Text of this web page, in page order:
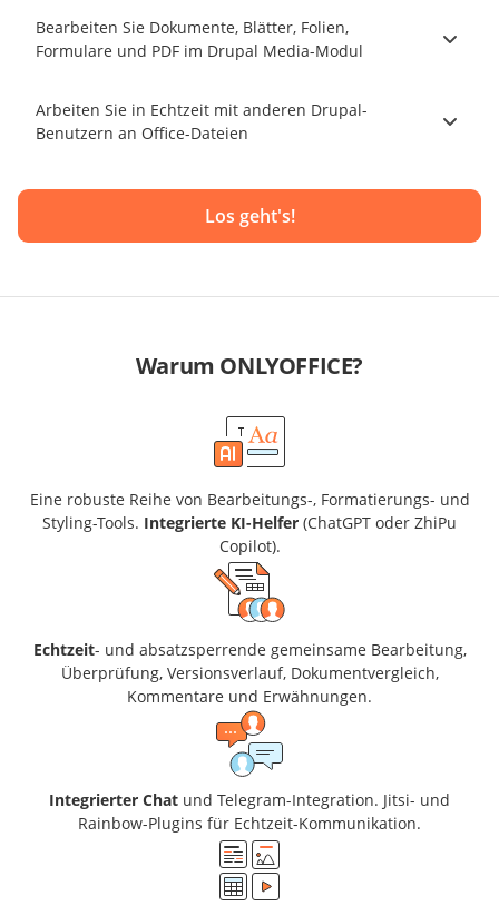
Bearbeiten Sie Dokumente, Blätter, Folien,
Formulare und PDF im Drupal Media-Modul
Arbeiten Sie in Echtzeit mit anderen Drupal-
Benutzern an Office-Dateien
Los geht's!
Warum ONLYOFFICE?
Eine robuste Reihe von Bearbeitungs-, Formatierungs- und
Styling-Tools. Integrierte KI-Helfer (ChatGPT oder ZhiPu
Copilot).
Echtzeit- und absatzsperrende gemeinsame Bearbeitung,
Überprüfung, Versionsverlauf, Dokumentvergleich,
Kommentare und Erwähnungen.
Integrierter Chat und Telegram-Integration. Jitsi- und
Rainbow-Plugins für Echtzeit-Kommunikation.